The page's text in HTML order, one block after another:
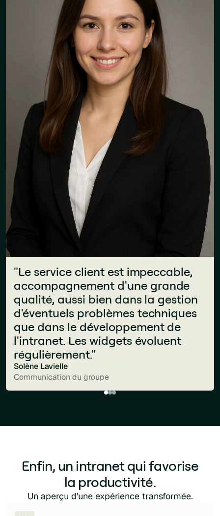
"Le service client est impeccable,
accompagnement d'une grande
qualité, aussi bien dans la gestion
d'éventuels problèmes techniques
que dans le développement de
l'intranet. Les widgets évoluent
régulièrement."
Solène Lavielle
Communication du groupe
"Le support est très réactif et
sérieux. je n'ai rien à dire de
négatif ! Je me sens bien
accompagnée !"
Communication interne du groupe
« Ce qui distingue Jint, c'est la
fluidité avec laquelle il s'intègre à
l'écosystème Microsoft 365. Cela
ressemble à une extension
naturelle de notre espace de
travail numérique : puissant,
intuitif et parfaitement adapté à la
façon dont nos équipes travaillent
déjà. »
Pagoline
Enfin, un intranet qui favorise
la productivité.
Un aperçu d'une expérience transformée.